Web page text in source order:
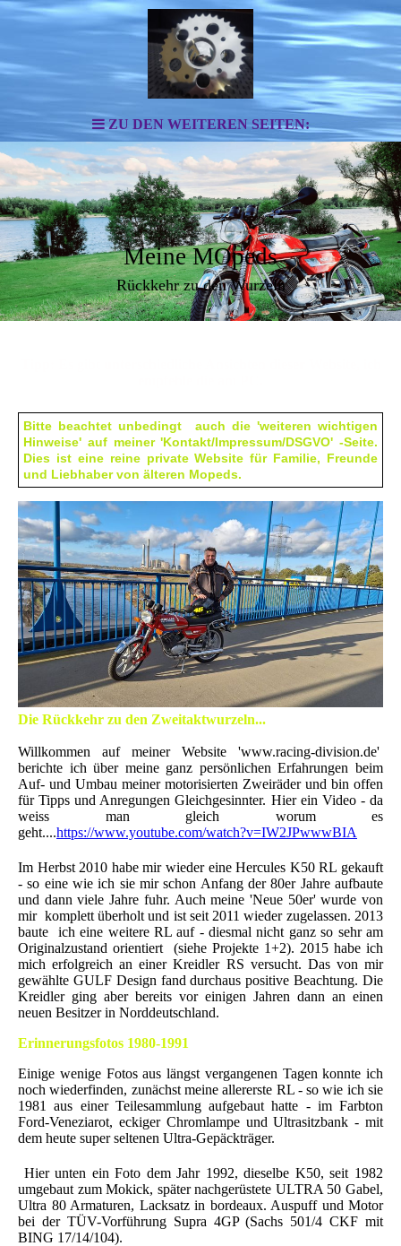
ZU DEN WEITEREN SEITEN:
Meine MOpeds
Rückkehr zu den Wurzeln
Bitte beachtet unbedingt auch die 'weiteren wichtigen
Hinweise' auf meiner 'Kontakt/Impressum/DSGVO' -Seite.
Dies ist eine reine private Website für Familie, Freunde
und Liebhaber von älteren Mopeds.
Die Rückkehr zu den Zweitaktwurzeln...
Willkommen auf meiner Website 'www.racing-division.de'
berichte ich über meine ganz persönlichen Erfahrungen beim
Auf- und Umbau meiner motorisierten Zweiräder und bin offen
für Tipps und Anregungen Gleichgesinnter. Hier ein Video - da
weiss man gleich worum es
geht....https://www.youtube.com/watch?v=IW2JPwwwBIA
Im Herbst 2010 habe mir wieder eine Hercules K50 RL gekauft
- so eine wie ich sie mir schon Anfang der 80er Jahre aufbaute
und dann viele Jahre fuhr. Auch meine 'Neue 50er' wurde von
mir komplett überholt und ist seit 2011 wieder zugelassen. 2013
baute ich eine weitere RL auf - diesmal nicht ganz so sehr am
Originalzustand orientiert (siehe Projekte 1+2). 2015 habe ich
mich erfolgreich an einer Kreidler RS versucht. Das von mir
gewählte GULF Design fand durchaus positive Beachtung. Die
Kreidler ging aber bereits vor einigen Jahren dann an einen
neuen Besitzer in Norddeutschland.
Erinnerungsfotos 1980-1991
Einige wenige Fotos aus längst vergangenen Tagen konnte ich
noch wiederfinden, zunächst meine allererste RL - so wie ich sie
1981 aus einer Teilesammlung aufgebaut hatte - im Farbton
Ford-Veneziarot, eckiger Chromlampe und Ultrasitzbank - mit
dem heute super seltenen Ultra-Gepäckträger.
Hier unten ein Foto dem Jahr 1992, dieselbe K50, seit 1982
umgebaut zum Mokick, später nachgerüstete ULTRA 50 Gabel,
Ultra 80 Armaturen, Lacksatz in bordeaux. Auspuff und Motor
bei der TÜV-Vorführung Supra 4GP (Sachs 501/4 CKF mit
BING 17/14/104).